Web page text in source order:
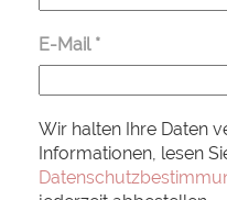
E-Mail *
Wir halten Ihre Daten
Informationen, lesen